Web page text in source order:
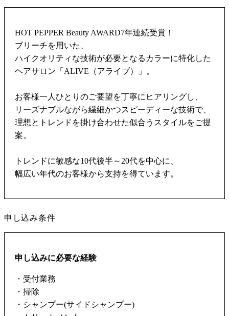
HOT PEPPER Beauty AWARD7年連続受賞！
ブリーチを用いた、
ハイクオリティな技術が必要となるカラーに特化した
ヘアサロン「ALIVE（アライブ）」。
お客様一人ひとりのご要望を丁寧にヒアリングし、
リーズナブルながら繊細かつスピーディーな技術で、
理想とトレンドを掛け合わせた似合うスタイルをご提
案。
トレンドに敏感な10代後半～20代を中心に、
幅広い年代のお客様から支持を得ています。
申し込み条件
申し込みに必要な経験
・受付業務
・掃除
・シャンプー(サイドシャンプー)